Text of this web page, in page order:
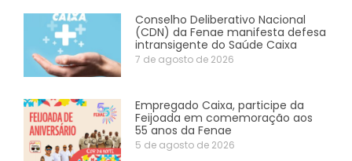
Conselho Deliberativo Nacional
(CDN) da Fenae manifesta defesa
intransigente do Saúde Caixa
7 de agosto de 2026
Empregado Caixa, participe da
Feijoada em comemoração aos
55 anos da Fenae
5 de agosto de 2026